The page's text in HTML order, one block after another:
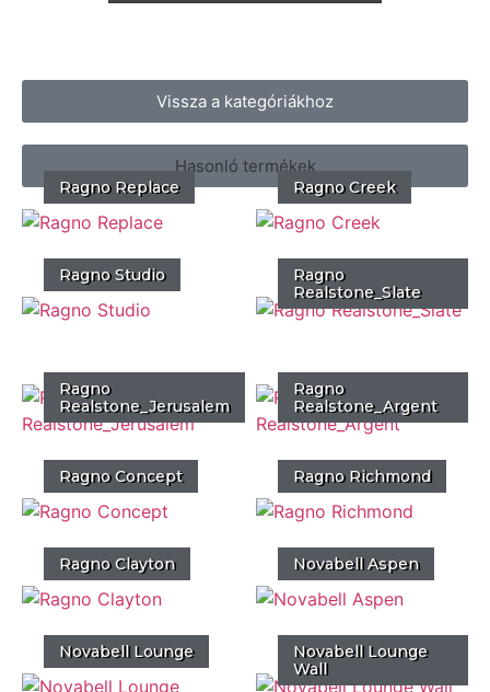
Vissza a kategóriákhoz
Hasonló termékek
Ragno Replace Ragno Creek
Ragno Studio
Ragno
Realstone_Slate
Ragno
Realstone_Jerusalem
Ragno
Realstone_Argent
Ragno Concept Ragno Richmond
Ragno Clayton Novabell Aspen
Novabell Lounge
Novabell Lounge
Wall